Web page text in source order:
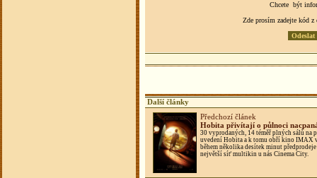
Chcete být
Zde prosím zadejte kód
Další články
Předchozí článek
Hobita přivítají o půlnoci
30 vyprodaných, 14 téměř plných sálů na
uvedení Hobita a k tomu obří kino IMAX
během několika desítek minut
největší síť multikin u nás Cinema City.